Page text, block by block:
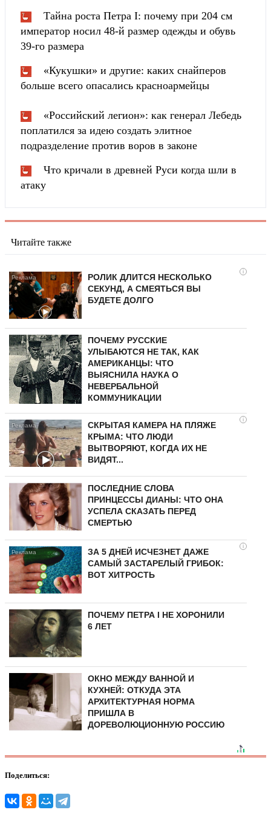
Тайна роста Петра I: почему при 204 см
император носил 48-й размер одежды и обувь
39-го размера
«Кукушки» и другие: каких снайперов
больше всего опасались красноармейцы
«Российский легион»: как генерал Лебедь
поплатился за идею создать элитное
подразделение против воров в законе
Что кричали в древней Руси когда шли в
атаку
Читайте также
i
РОЛИК ДЛИТСЯ НЕСКОЛЬКО
СЕКУНД, А СМЕЯТЬСЯ ВЫ
БУДЕТЕ ДОЛГО
ПОЧЕМУ РУССКИЕ
УЛЫБАЮТСЯ НЕ ТАК, КАК
АМЕРИКАНЦЫ: ЧТО
ВЫЯСНИЛА НАУКА О
НЕВЕРБАЛЬНОЙ
КОММУНИКАЦИИ
i
СКРЫТАЯ КАМЕРА НА ПЛЯЖЕ
КРЫМА: ЧТО ЛЮДИ
ВЫТВОРЯЮТ, КОГДА ИХ НЕ
ВИДЯТ...
ПОСЛЕДНИЕ СЛОВА
ПРИНЦЕССЫ ДИАНЫ: ЧТО ОНА
УСПЕЛА СКАЗАТЬ ПЕРЕД
СМЕРТЬЮ
i
ЗА 5 ДНЕЙ ИСЧЕЗНЕТ ДАЖЕ
САМЫЙ ЗАСТАРЕЛЫЙ ГРИБОК:
ВОТ ХИТРОСТЬ
ПОЧЕМУ ПЕТРА I НЕ ХОРОНИЛИ
6 ЛЕТ
ОКНО МЕЖДУ ВАННОЙ И
КУХНЕЙ: ОТКУДА ЭТА
АРХИТЕКТУРНАЯ НОРМА
ПРИШЛА В
ДОРЕВОЛЮЦИОННУЮ РОССИЮ
Поделиться: